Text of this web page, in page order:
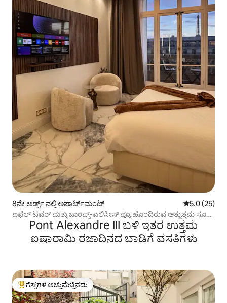
8ನೇ ಅರ್ಡ್ಟ್ ನಲ್ಲಿ ಅಪಾರ್ಟ್‌ಮಂಟ್ 5 ರಲ್ಲಿ 5.0
5.0 (25)
ಐಫೆಲ್ ಟವರ್ ಮತ್ತು ಚಾಂಪ್ಸ್-ಎಲಿಸೀಸ್ ವ್ಯೂ ಹೊಂದಿರುವ ಅತ್ಯುತ್ತಮ ಸೂಟ್
ಹವಾನಿಯಂತ್ರಿತ
Pont Alexandre III ಬಳಿ ಇತರ ಉತ್ತಮ
ಐಷಾರಾಮಿ ರಜಾದಿನದ ಬಾಡಿಗೆ ವಸತಿಗಳು
ಗೆಸ್ಟ್‌ಗಳಿಗೆ ಅತಿ ಹೆಚ್ಚು ಅಚ್ಚುಮೆಚ್ಚಿನದು
ಗೆಸ್ಟ್‌ಗಳ ಅಚ್ಚುಮೆಚ್ಚಿನದು